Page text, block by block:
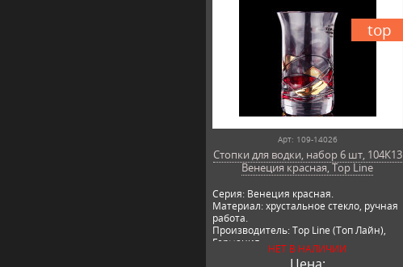
top
Арт: 109-14026
Стопки для водки, набор 6 шт, 104К13
Венеция красная, Top Line
Серия: Венеция красная.
Материал: хрустальное стекло, ручная
работа.
Производитель: Top Line (Топ Лайн),
Германия.
НЕТ В НАЛИЧИИ